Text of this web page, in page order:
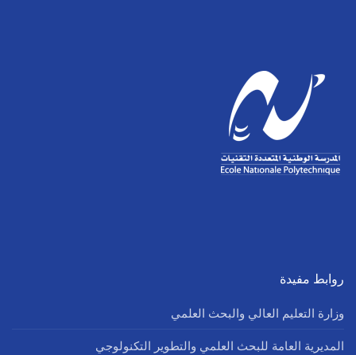
روابط مفيدة
وزارة التعليم العالي والبحث العلمي
المديرية العامة للبحث العلمي والتطوير التكنولوجي